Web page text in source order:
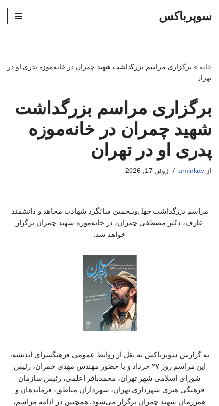
سوپرباکس
خانه » برگزاری مراسم بزرگداشت شهید چمران در خانه‌موزه پدری او در
تهران
برگزاری مراسم بزرگداشت
شهید چمران در خانه‌موزه
پدری او در تهران
از aminkav ژوئن 17, 2026
مراسم بزرگداشت چهل‌وپنجمین سالگرد شهادت مجاهد و دانشمند
عارف، دکتر مصطفی چمران، در خانه‌موزه شهید چمران برگزار
خواهد شد.
به گزارش سوپرباکس به نقل از روابط عمومی فرهنگسرای اندیشه،
این مراسم روز ۲۷ خرداد و با حضور مهندس مهدی چمران، رئیس
شورای اسلامی شهر تهران، محمدباقر اعلمی، رئیس سازمان
فرهنگی هنری شهرداری تهران، شهرداران مناطق، فرماندهان و
همرزمان شهید چمران برگزار می‌شود. همچنین در ادامه مراسم،